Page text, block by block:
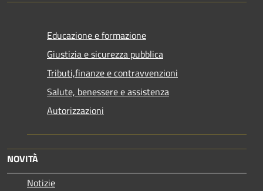
Educazione e formazione
Giustizia e sicurezza pubblica
Tributi,finanze e contravvenzioni
Salute, benessere e assistenza
Autorizzazioni
NOVITÀ
Notizie